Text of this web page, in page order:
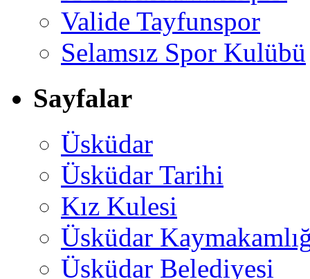
Valide Tayfunspor
Selamsız Spor Kulübü
Sayfalar
Üsküdar
Üsküdar Tarihi
Kız Kulesi
Üsküdar
Üsküdar Belediyesi